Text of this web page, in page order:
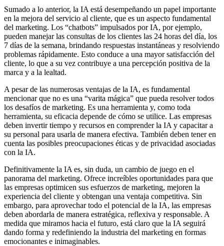
Sumado a lo anterior, la IA está desempeñando un papel importante
en la mejora del servicio al cliente, que es un aspecto fundamental
del marketing. Los “chatbots” impulsados ​​por IA, por ejemplo,
pueden manejar las consultas de los clientes las 24 horas del día, los
7 días de la semana, brindando respuestas instantáneas y resolviendo
problemas rápidamente. Esto conduce a una mayor satisfacción del
cliente, lo que a su vez contribuye a una percepción positiva de la
marca y a la lealtad.
A pesar de las numerosas ventajas de la IA, es fundamental
mencionar que no es una “varita mágica” que pueda resolver todos
los desafíos de marketing. Es una herramienta y, como toda
herramienta, su eficacia depende de cómo se utilice. Las empresas
deben invertir tiempo y recursos en comprender la IA y capacitar a
su personal para usarla de manera efectiva. También deben tener en
cuenta las posibles preocupaciones éticas y de privacidad asociadas
con la IA.
Definitivamente la IA es, sin duda, un cambio de juego en el
panorama del marketing. Ofrece increíbles oportunidades para que
las empresas optimicen sus esfuerzos de marketing, mejoren la
experiencia del cliente y obtengan una ventaja competitiva. Sin
embargo, para aprovechar todo el potencial de la IA, las empresas
deben abordarla de manera estratégica, reflexiva y responsable. A
medida que miramos hacia el futuro, está claro que la IA seguirá
dando forma y redefiniendo la industria del marketing en formas
emocionantes e inimaginables.